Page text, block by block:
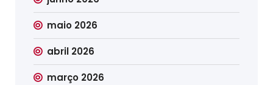
maio 2026
abril 2026
março 2026